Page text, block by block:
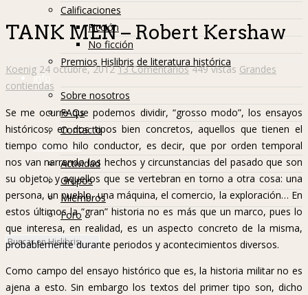
Calificaciones
Ficción
No ficción
Premios Hislibris de literatura histórica
Info
Sobre nosotros
FAQs
Contacto
Hislibreños
Actividad
Grupos
Miembros
Foro
TANK MEN – Robert Kershaw
Koenig 24 octubre, 2012 13 Comentarios 449 vistas Grandes
contiendas
Se me ocurre que podemos dividir, “grosso modo”, los ensayos
históricos, en dos tipos bien concretos, aquellos que tienen el
tiempo como hilo conductor, es decir, que por orden temporal
nos van narrando los hechos y circunstancias del pasado que son
su objeto; y aquellos que se vertebran en torno a otra cosa: una
persona, un pueblo, una máquina, el comercio, la exploración… En
estos últimos la “gran” historia no es más que un marco, pues lo
que interesa, en realidad, es un aspecto concreto de la misma,
probablemente durante periodos y acontecimientos diversos.
Como campo del ensayo histórico que es, la historia militar no es
ajena a esto. Sin embargo los textos del primer tipo son, dicho